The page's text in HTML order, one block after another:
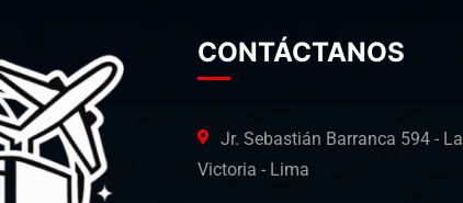
CONTÁCTANOS
Jr. Sebastián Barranca 594 - La
Victoria - Lima